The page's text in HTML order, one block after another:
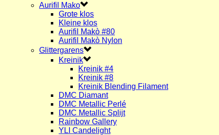
Aurifil Mako
Grote klos
Kleine klos
Aurifil Makò #80
Aurifil Makò Nylon
Glittergarens
Kreinik
Kreinik #4
Kreinik #8
Kreinik Blending Filament
DMC Diamant
DMC Metallic Perlé
DMC Metallic Splijt
Rainbow Gallery
YLI Candelight